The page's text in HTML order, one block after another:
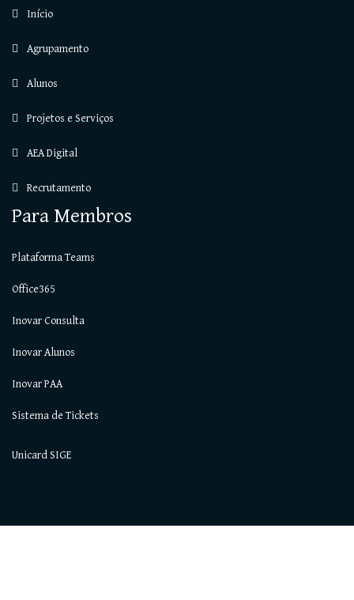
Início
Agrupamento
Alunos
Projetos e Serviços
AEA Digital
Recrutamento
Para Membros
Plataforma Teams
Office365
Inovar Consulta
Inovar Alunos
Inovar PAA
Sistema de Tickets
Unicard SIGE